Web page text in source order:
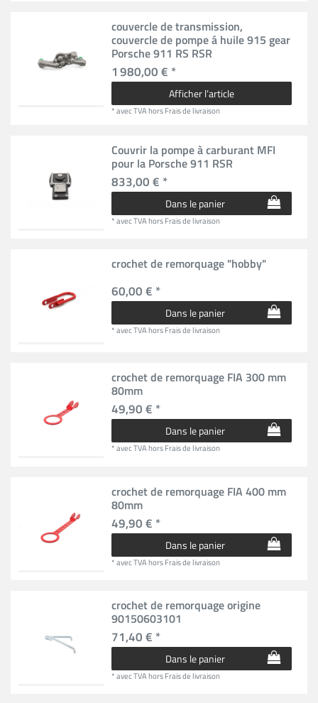
couvercle de transmission,
couvercle de pompe á huile 915 gear
Porsche 911 RS RSR
1 980,00 € *
Afficher l’article
*avec TVAhorsFrais de livraison
Couvrir la pompe à carburant MFI
pour la Porsche 911 RSR
833,00 € *
Dans le panier
*avec TVAhorsFrais de livraison
crochet de remorquage "hobby"
60,00 € *
Dans le panier
*avec TVAhorsFrais de livraison
crochet de remorquage FIA 300 mm
80mm
49,90 € *
Dans le panier
*avec TVAhorsFrais de livraison
crochet de remorquage FIA 400 mm
80mm
49,90 € *
Dans le panier
*avec TVAhorsFrais de livraison
crochet de remorquage origine
90150603101
71,40 € *
Dans le panier
*avec TVAhorsFrais de livraison